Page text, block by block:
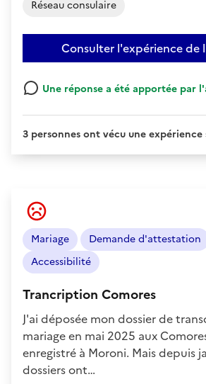
Réseau consulaire
Consulter l'expérience de
Une réponse a été apportée par
3 personnes ont vécu une
Trancription Comores
l'usager
:
Négatif
Mariage
Demande d'attestation
Accessibilité
J'ai déposée mon dossier de
mariage en mai 2025 aux
enregistré à Moroni. Mais depuis
dossiers ont…